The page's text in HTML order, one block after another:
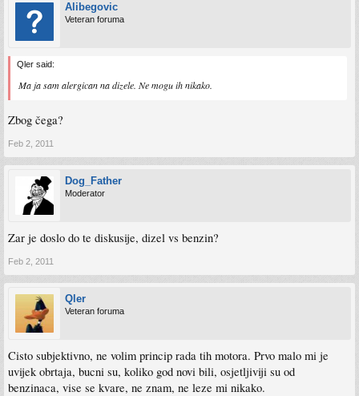
Alibegovic
Veteran foruma
Qler said:
Ma ja sam alergican na dizele. Ne mogu ih nikako.
Zbog čega?
Feb 2, 2011
Dog_Father
Moderator
Zar je doslo do te diskusije, dizel vs benzin?
Feb 2, 2011
Qler
Veteran foruma
Cisto subjektivno, ne volim princip rada tih motora. Prvo malo mi je
uvijek obrtaja, bucni su, koliko god novi bili, osjetljiviji su od
benzinaca, vise se kvare, ne znam, ne leze mi nikako.